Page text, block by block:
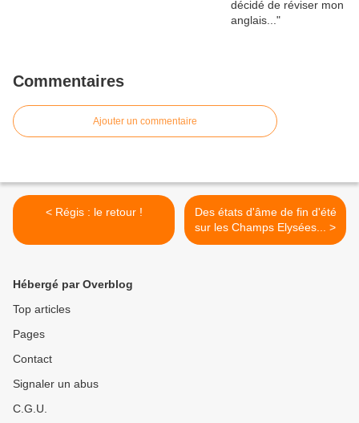
Commentaires
Ajouter un commentaire
< Régis : le retour !
Des états d'âme de fin d'été
sur les Champs Elysées... >
Hébergé par Overblog
Top articles
Pages
Contact
Signaler un abus
C.G.U.